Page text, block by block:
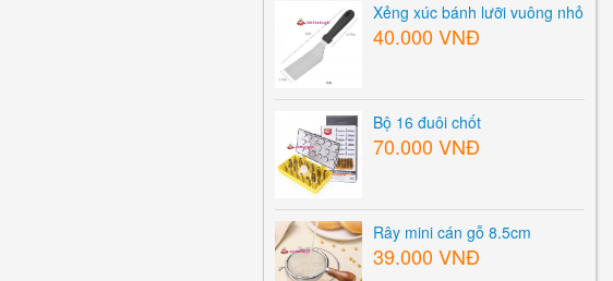
Xẻng xúc bánh lưỡi vuông nhỏ
40.000 VNĐ
Bộ 16 đuôi chốt
70.000 VNĐ
Rây mini cán gỗ 8.5cm
39.000 VNĐ